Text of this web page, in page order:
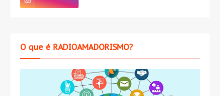
O que é RADIOAMADORISMO?